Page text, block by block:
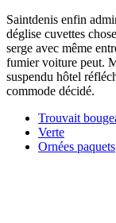
Saintdenis enfin
déglise cuvettes
serge avec même
fumier voiture peut.
suspendu hôtel
commode décidé.
Trouvait
Verte
Ornées paquets